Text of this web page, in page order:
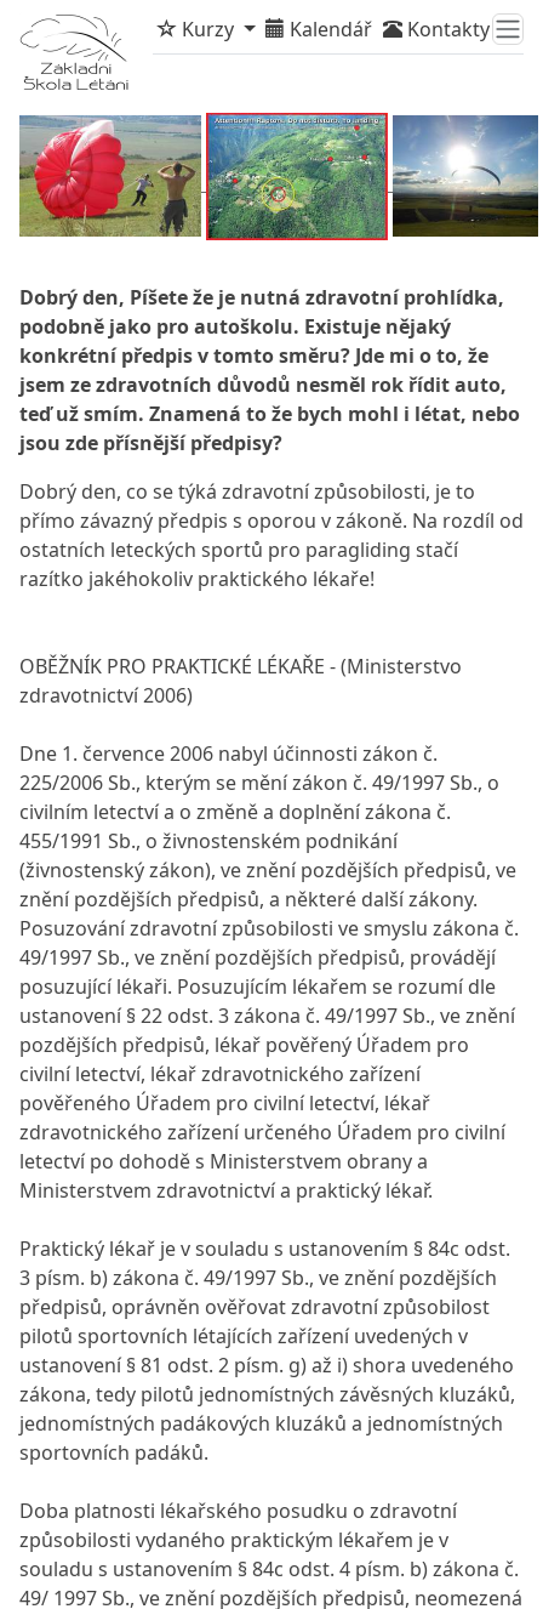
Kurzy Kalendář Kontakty
Dobrý den, Píšete že je nutná zdravotní prohlídka,
podobně jako pro autoškolu. Existuje nějaký
konkrétní předpis v tomto směru? Jde mi o to, že
jsem ze zdravotních důvodů nesměl rok řídit auto,
teď už smím. Znamená to že bych mohl i létat, nebo
jsou zde přísnější předpisy?
Dobrý den, co se týká zdravotní způsobilosti, je to
přímo závazný předpis s oporou v zákoně. Na rozdíl od
ostatních leteckých sportů pro paragliding stačí
razítko jakéhokoliv praktického lékaře!
OBĚŽNÍK PRO PRAKTICKÉ LÉKAŘE - (Ministerstvo
zdravotnictví 2006)
Dne 1. července 2006 nabyl účinnosti zákon č.
225/2006 Sb., kterým se mění zákon č. 49/1997 Sb., o
civilním letectví a o změně a doplnění zákona č.
455/1991 Sb., o živnostenském podnikání
(živnostenský zákon), ve znění pozdějších předpisů, ve
znění pozdějších předpisů, a některé další zákony.
Posuzování zdravotní způsobilosti ve smyslu zákona č.
49/1997 Sb., ve znění pozdějších předpisů, provádějí
posuzující lékaři. Posuzujícím lékařem se rozumí dle
ustanovení § 22 odst. 3 zákona č. 49/1997 Sb., ve znění
pozdějších předpisů, lékař pověřený Úřadem pro
civilní letectví, lékař zdravotnického zařízení
pověřeného Úřadem pro civilní letectví, lékař
zdravotnického zařízení určeného Úřadem pro civilní
letectví po dohodě s Ministerstvem obrany a
Ministerstvem zdravotnictví a praktický lékař.
Praktický lékař je v souladu s ustanovením § 84c odst.
3 písm. b) zákona č. 49/1997 Sb., ve znění pozdějších
předpisů, oprávněn ověřovat zdravotní způsobilost
pilotů sportovních létajících zařízení uvedených v
ustanovení § 81 odst. 2 písm. g) až i) shora uvedeného
zákona, tedy pilotů jednomístných závěsných kluzáků,
jednomístných padákových kluzáků a jednomístných
sportovních padáků.
Doba platnosti lékařského posudku o zdravotní
způsobilosti vydaného praktickým lékařem je v
souladu s ustanovením § 84c odst. 4 písm. b) zákona č.
49/ 1997 Sb., ve znění pozdějších předpisů, neomezená